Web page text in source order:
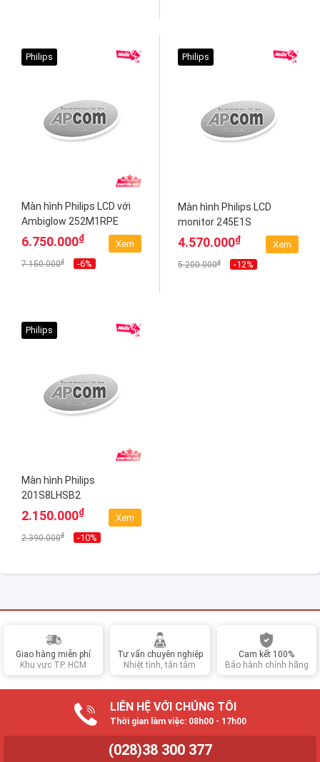
Philips
Màn hình Philips LCD với
Ambiglow 252M1RPE
6.750.000₫
7.150.000₫ -6%
Xem
Philips
Màn hình Philips LCD
monitor 245E1S
4.570.000₫
5.200.000₫ -12%
Xem
Philips
Màn hình Philips
201S8LHSB2
2.150.000₫
2.390.000₫ -10%
Xem
Giao hàng miễn phí
Khu vực TP. HCM
Tư vấn chuyên nghiệp
Nhiệt tình, tận tâm
Cam kết 100%
Bảo hành chính hãng
LIÊN HỆ VỚI CHÚNG TÔI
Thời gian làm việc: 08h00 - 17h00
(028)38 300 377